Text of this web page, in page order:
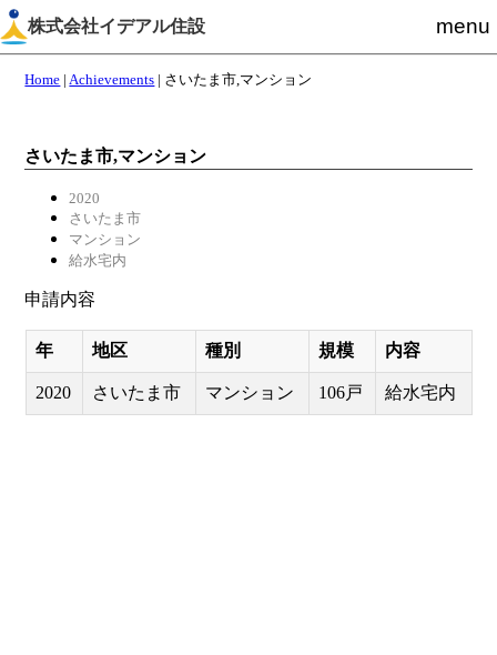
株式会社イデアル住設 menu
Home Achievements さいたま市,マンション
さいたま市,マンション
2020
さいたま市
マンション
給水宅内
申請内容
年 地区 種別 規模 内容
2020 さいたま市 マンション 106戸 給水宅内